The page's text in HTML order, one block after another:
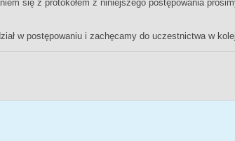
się z protokołem z niniejszego postępowania
w postępowaniu i zachęcamy do uczestnictwa w